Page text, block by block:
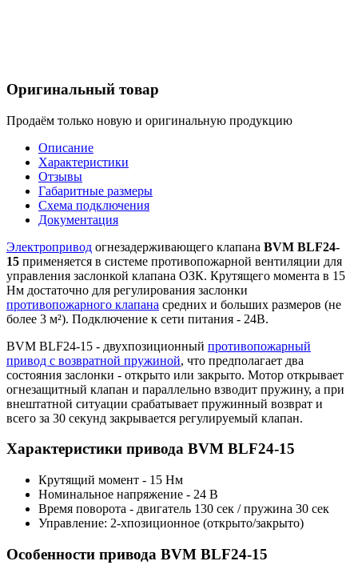
Оригинальный товар
Продаём только новую и оригинальную продукцию
Описание
Характеристики
Отзывы
Габаритные размеры
Схема подключения
Документация
Электропривод огнезадерживающего клапана BVM BLF24-
15 применяется в системе противопожарной вентиляции для
управления заслонкой клапана ОЗК. Крутящего момента в 15
Нм достаточно для регулирования заслонки
противопожарного клапана средних и больших размеров (не
более 3 м²). Подключение к сети питания - 24В.
BVM BLF24-15 - двухпозиционный противопожарный
привод с возвратной пружиной, что предполагает два
состояния заслонки - открыто или закрыто. Мотор открывает
огнезащитный клапан и параллельно взводит пружину, а при
внештатной ситуации срабатывает пружинный возврат и
всего за 30 секунд закрывается регулируемый клапан.
Характеристики привода BVM BLF24-15
Крутящий момент - 15 Нм
Номинальное напряжение - 24 В
Время поворота - двигатель 130 сек / пружина 30 сек
Управление: 2-хпозиционное (открыто/закрыто)
Особенности привода BVM BLF24-15